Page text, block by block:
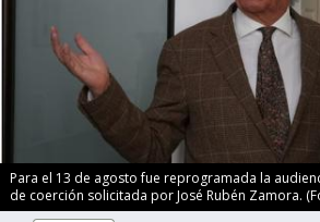
Para el 13 de agosto fue reprogramada la
de coerción solicitada por José Rubén Zamora.